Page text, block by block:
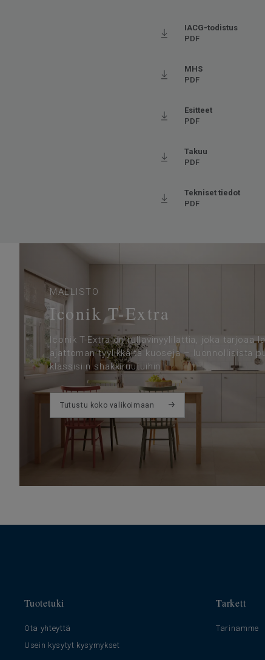
IACG-todistus
PDF
MHS
PDF
Esitteet
PDF
Takuu
PDF
Tekniset tiedot
PDF
MALLISTO
Iconik T-Extra
Iconik T-Extra on rullavinyylilattia, joka tarjoaa
ajattoman tyylikkäitä kuoseja – luonnollisista
klassisiin shakkiruutuihin.
Tutustu koko valikoimaan
Tuotetuki
Ota yhteyttä
Usein kysytyt kysymykset
Tarkett
Tarinamme